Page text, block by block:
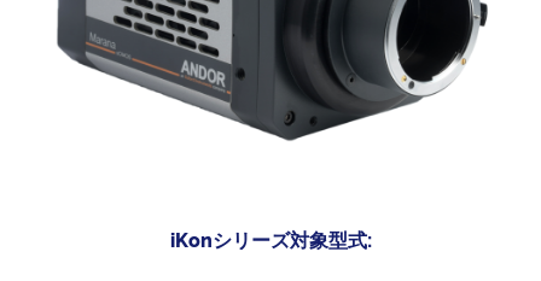
iKonシリーズ対象型式: